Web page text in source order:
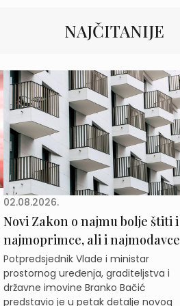
NAJČITANIJE
02.08.2026.
Novi Zakon o najmu bolje štiti i
najmoprimce, ali i najmodavce
Potpredsjednik Vlade i ministar
prostornog uređenja, graditeljstva i
državne imovine Branko Bačić
predstavio je u petak detalje novog